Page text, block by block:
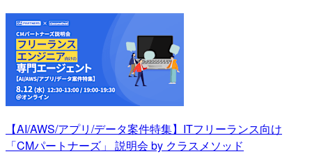
【AI/AWS/アプリ/データ案件特集】ITフリーランス向け
「CMパートナーズ」 説明会 by クラスメソッド